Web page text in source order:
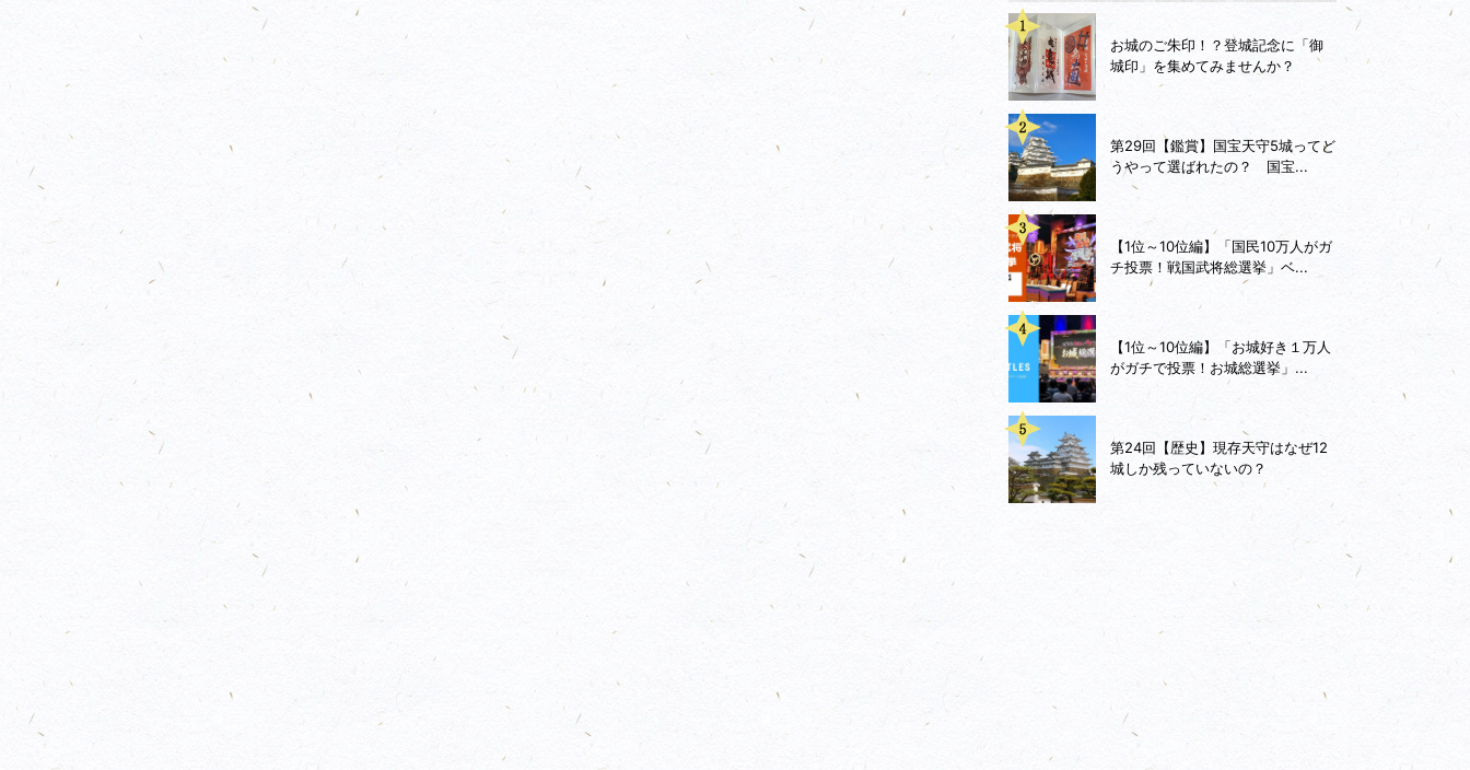
お城のご朱印！？登城記念に「御
城印」を集めてみませんか？
第29回【鑑賞】国宝天守5城ってど
うやって選ばれたの？ 国宝...
【1位～10位編】「国民10万人がガ
チ投票！戦国武将総選挙」ベ...
【1位～10位編】「お城好き１万人
がガチで投票！お城総選挙」...
第24回【歴史】現存天守はなぜ12
城しか残っていないの？